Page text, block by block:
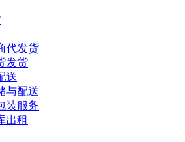
代发货
发货
送
与配送
装服务
出租